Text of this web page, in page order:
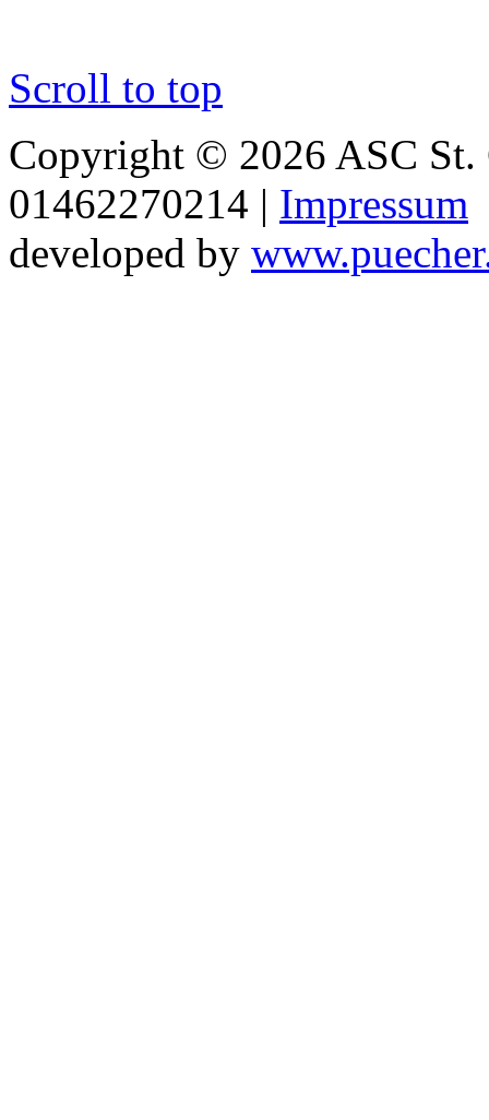
Scroll to top
Copyright © 2026 ASC St.
01462270214 | Impressum
developed by